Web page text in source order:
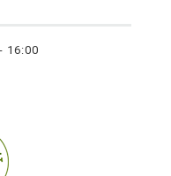
16:00